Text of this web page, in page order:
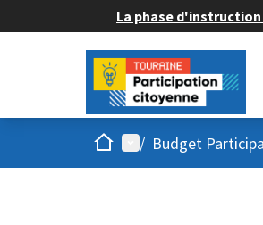
La phase
AccueilMenu principal
/ Budget